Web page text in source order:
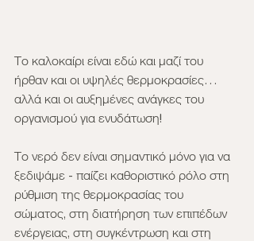
Το καλοκαίρι είναι εδώ και μαζί του
ήρθαν και οι υψηλές θερμοκρασίες…
αλλά και οι αυξημένες ανάγκες του
οργανισμού για ενυδάτωση!
Το νερό δεν είναι σημαντικό μόνο για να
ξεδιψάμε - παίζει καθοριστικό ρόλο στη
ρύθμιση της θερμοκρασίας του
σώματος, στη διατήρηση των επιπέδων
ενέργειας, στη συγκέντρωση και στη